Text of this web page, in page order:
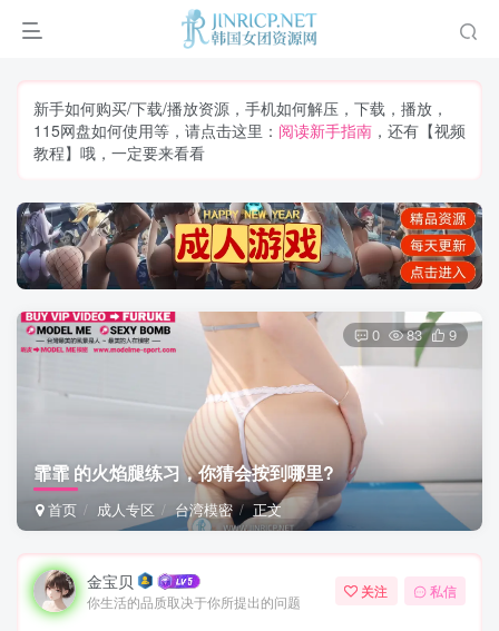
新手如何购买/下载/播放资源，手机如何解压，下载，播放，
115网盘如何使用等，请点击这里： 阅读新手指南 ，还有【视频
教程】哦，一定要来看看
霏霏 的火焰腿练习，你猜会按到哪里?
首页 成人专区 台湾模密 正文
0 83 9
金宝贝
你生活的品质取决于你所提出的问题
关注 私信